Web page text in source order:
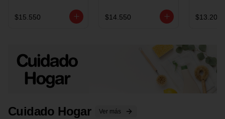
MERMELADA
$15.550
X 20 GRS
$14.550
X 15
$13.200
Cuidado Hogar Ver más